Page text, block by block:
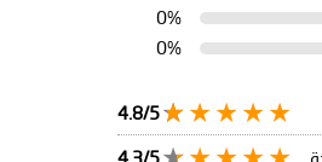
0%
0%
4.8/5
4.3/5